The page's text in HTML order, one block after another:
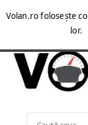
Volan.ro folosește
lor.